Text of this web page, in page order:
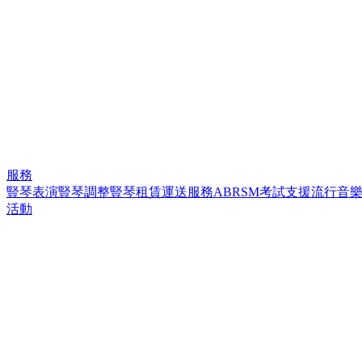
服務
豎琴表演豎琴調整豎琴租賃運送服務ABRSM考試支援流行音
活動